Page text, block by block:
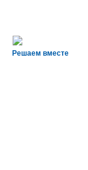
Решаем вместе